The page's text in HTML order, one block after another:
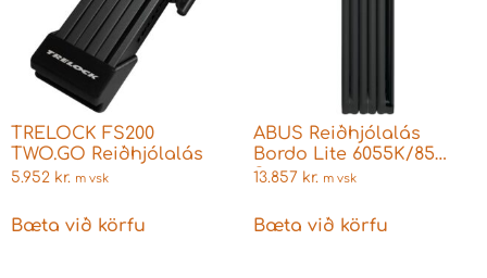
TRELOCK FS200
TWO.GO Reiðhjólalás
5.952 kr. m vsk
Bæta við körfu
ABUS Reiðhjólalás
Bordo Lite 6055K/85
Svartur
13.857 kr. m vsk
Bæta við körfu